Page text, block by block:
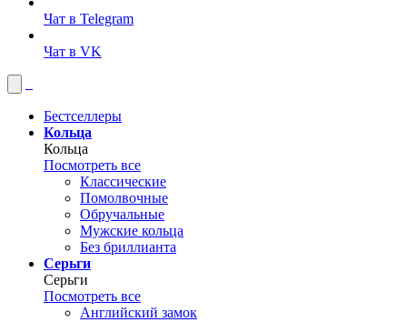
Чат в Telegram
Чат в VK
Бестселлеры
Кольца
Кольца
Посмотреть все
Классические
Помолвочные
Обручальные
Мужские кольца
Без бриллианта
Серьги
Серьги
Посмотреть все
Английский замок